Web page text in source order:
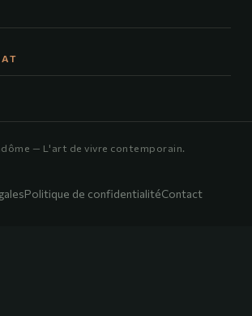
— L'art de vivre contemporain.
Politique de confidentialitéContact